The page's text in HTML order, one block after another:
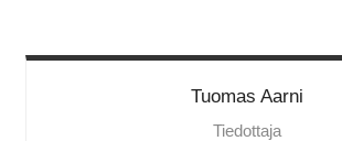
Tuomas Aarni
Tiedottaja